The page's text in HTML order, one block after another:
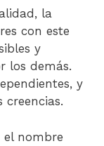
la
con este
y
los demás.
y
el nombre